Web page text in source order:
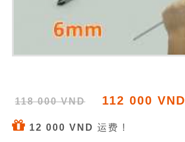
118 000 VND 112 000 VND
12 000 VND 运费 !